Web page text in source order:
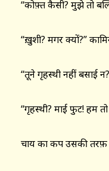
“कोफ़्त कैसी? मुझे तो
“ख़ुशी? मगर क्यों?”
“तूने गृहस्थी नहीं बसाई
“गृहस्थी? माई फुट! हम
चाय का कप उसकी तरफ़